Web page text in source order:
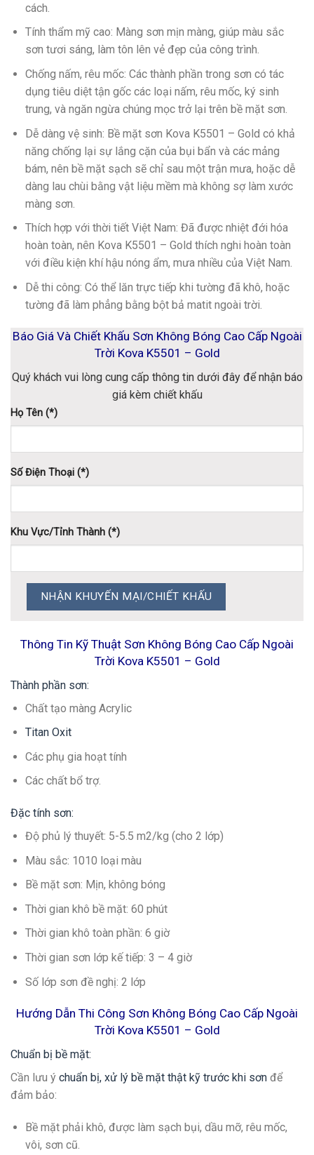
cách.
Tính thẩm mỹ cao: Màng sơn mịn màng, giúp màu sắc
sơn tươi sáng, làm tôn lên vẻ đẹp của công trình.
Chống nấm, rêu mốc: Các thành phần trong sơn có tác
dụng tiêu diệt tận gốc các loại nấm, rêu mốc, ký sinh
trung, và ngăn ngừa chúng mọc trở lại trên bề mặt sơn.
Dễ dàng vệ sinh: Bề mặt sơn Kova K5501 – Gold có khả
năng chống lại sự lắng cặn của bụi bẩn và các mảng
bám, nên bề mặt sạch sẽ chỉ sau một trận mưa, hoặc dễ
dàng lau chùi bằng vật liệu mềm mà không sợ làm xước
màng sơn.
Thích hợp với thời tiết Việt Nam: Đã được nhiệt đới hóa
hoàn toàn, nên Kova K5501 – Gold thích nghi hoàn toàn
với điều kiện khí hậu nóng ẩm, mưa nhiều của Việt Nam.
Dễ thi công: Có thể lăn trực tiếp khi tường đã khô, hoặc
tường đã làm phẳng bằng bột bả matit ngoài trời.
Báo Giá Và Chiết Khấu Sơn Không Bóng Cao Cấp Ngoài
Trời Kova K5501 – Gold
Quý khách vui lòng cung cấp thông tin dưới đây để nhận báo
giá kèm chiết khấu
Họ Tên (*)
Số Điện Thoại (*)
Khu Vực/Tỉnh Thành (*)
Thông Tin Kỹ Thuật Sơn Không Bóng Cao Cấp Ngoài
Trời Kova K5501 – Gold
Thành phần sơn:
Chất tạo màng Acrylic
Titan Oxit
Các phụ gia hoạt tính
Các chất bổ trợ.
Đặc tính sơn:
Độ phủ lý thuyết: 5-5.5 m2/kg (cho 2 lớp)
Màu sắc: 1010 loại màu
Bề mặt sơn: Mịn, không bóng
Thời gian khô bề mặt: 60 phút
Thời gian khô toàn phần: 6 giờ
Thời gian sơn lớp kế tiếp: 3 – 4 giờ
Số lớp sơn đề nghị: 2 lớp
Hướng Dẫn Thi Công Sơn Không Bóng Cao Cấp Ngoài
Trời Kova K5501 – Gold
Chuẩn bị bề mặt:
Cần lưu ý chuẩn bị, xử lý bề mặt thật kỹ trước khi sơn để
đảm bảo:
Bề mặt phải khô, được làm sạch bụi, dầu mỡ, rêu mốc,
vôi, sơn cũ.